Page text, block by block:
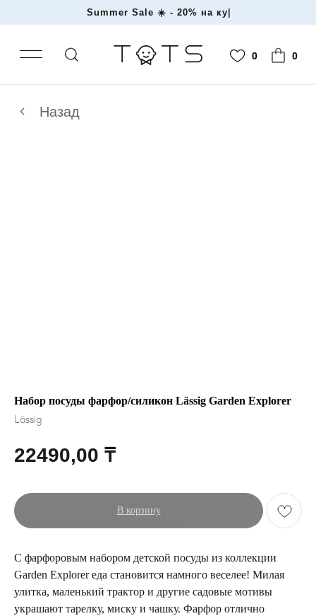
Summer Sale ☀️ - 20% н |
Набор посуды фарфор/силикон Lässig Garden Explorer
Lässig
22490,00 ₸
В корзину
С фарфоровым набором детской посуды из коллекции
Garden Explorer еда становится намного веселее! Милая
улитка, маленький трактор и другие садовые мотивы
украшают тарелку, миску и чашку. Фарфор отлично